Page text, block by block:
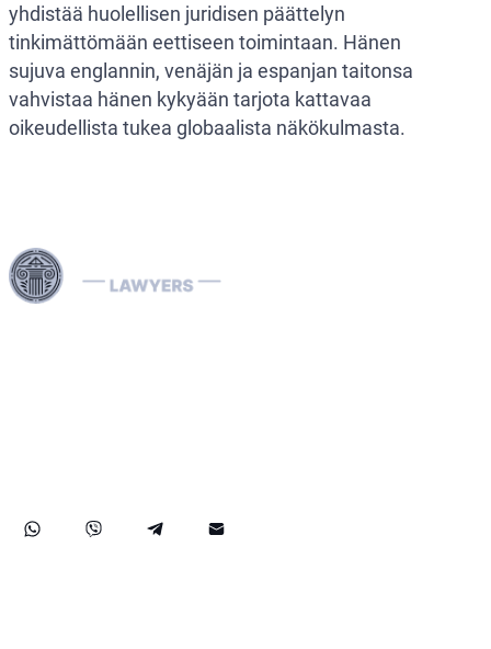
yhdistää huolellisen juridisen päättelyn
tinkimättömään eettiseen toimintaan. Hänen
sujuva englannin, venäjän ja espanjan taitonsa
vahvistaa hänen kykyään tarjota kattavaa
oikeudellista tukea globaalista näkökulmasta.